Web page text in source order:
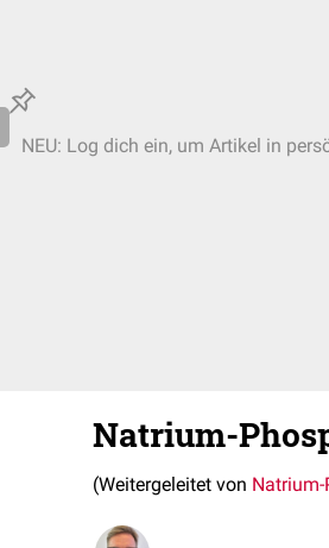
NEU: Log dich ein, um Artikel in
Natrium-
(Weitergeleitet von